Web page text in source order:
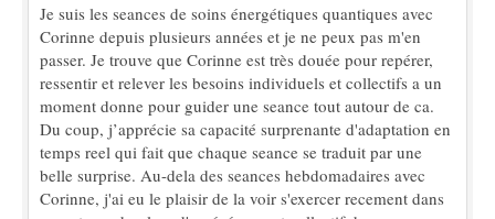
Je suis les seances de soins énergétiques quantiques avec
Corinne depuis plusieurs années et je ne peux pas m'en
passer. Je trouve que Corinne est très douée pour repérer,
ressentir et relever les besoins individuels et collectifs a un
moment donne pour guider une seance tout autour de ca.
Du coup, j’apprécie sa capacité surprenante d'adaptation en
temps reel qui fait que chaque seance se traduit par une
belle surprise. Au-dela des seances hebdomadaires avec
Corinne, j'ai eu le plaisir de la voir s'exercer recement dans